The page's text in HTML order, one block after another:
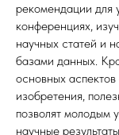
рекомендации для
конференциях,
научных статей и
базами данных.
основных
изобретения,
позволят молодым
научные